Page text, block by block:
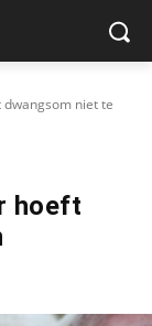
niet te
hoeft